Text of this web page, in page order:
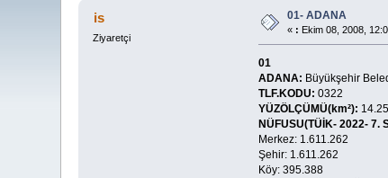
is
Ziyaretçi
01- ADANA
« : Ekim 08, 2008,
01
ADANA: Büyükşehir
TLF.KODU: 0322
YÜZÖLÇÜMÜ(km²):
NÜFUSU(TÜİK- 2022- 7.
Merkez: 1.611.262
Şehir: 1.611.262
Köy: 395.388